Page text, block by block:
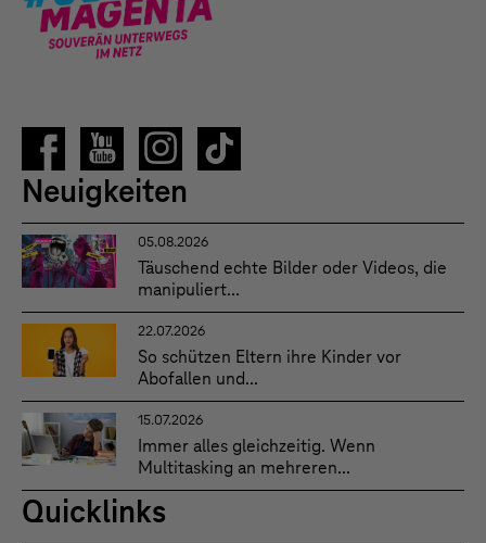
Neuigkeiten
05.08.2026
Täuschend echte Bilder oder Videos, die
manipuliert...
22.07.2026
So schützen Eltern ihre Kinder vor
Abofallen und...
15.07.2026
Immer alles gleichzeitig. Wenn
Multitasking an mehreren...
Quicklinks